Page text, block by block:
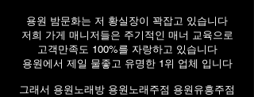
용원 밤문화는 저 황실장이 꽉잡고 있습니다
저희 가게 매니저들은 주기적인 매너 교육으로
고객만족도 100%를 자랑하고 있습니다
용원에서 제일 물좋고 유명한 1위 업체 입니다
그래서 용원노래방 용원노래주점 용원유흥주점